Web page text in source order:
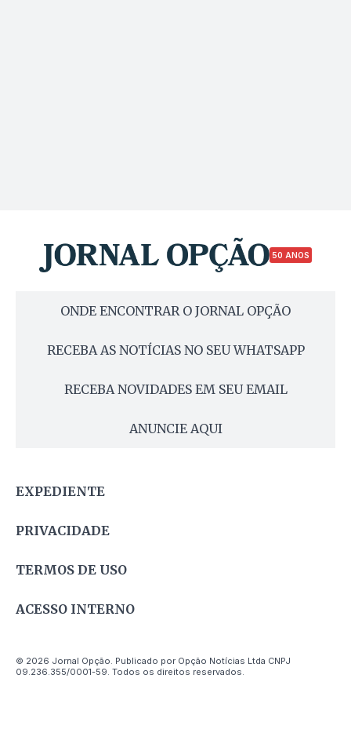
50 ANOS
ONDE ENCONTRAR O JORNAL OPÇÃO
RECEBA AS NOTÍCIAS NO SEU WHATSAPP
RECEBA NOVIDADES EM SEU EMAIL
ANUNCIE AQUI
EXPEDIENTE
PRIVACIDADE
TERMOS DE USO
ACESSO INTERNO
© 2026 Jornal Opção. Publicado por Opção Notícias Ltda CNPJ
09.236.355/0001-59. Todos os direitos reservados.